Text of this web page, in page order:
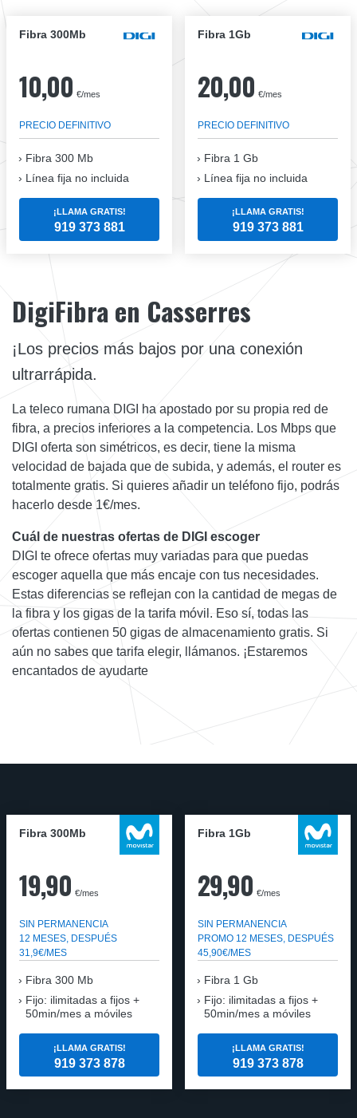
Fibra 300Mb
10,00 €/mes
PRECIO DEFINITIVO
Fibra 300 Mb
Línea fija no incluida
¡LLAMA GRATIS!
919 373 881
Fibra 1Gb
20,00 €/mes
PRECIO DEFINITIVO
Fibra 1 Gb
Línea fija no incluida
¡LLAMA GRATIS!
919 373 881
DigiFibra en Casserres
¡Los precios más bajos por una conexión
ultrarrápida.
La teleco rumana DIGI ha apostado por su propia red de
fibra, a precios inferiores a la competencia. Los Mbps que
DIGI oferta son simétricos, es decir, tiene la misma
velocidad de bajada que de subida, y además, el router es
totalmente gratis. Si quieres añadir un teléfono fijo, podrás
hacerlo desde 1€/mes.
Cuál de nuestras ofertas de DIGI escoger
DIGI te ofrece ofertas muy variadas para que puedas
escoger aquella que más encaje con tus necesidades.
Estas diferencias se reflejan con la cantidad de megas de
la fibra y los gigas de la tarifa móvil. Eso sí, todas las
ofertas contienen 50 gigas de almacenamiento gratis. Si
aún no sabes que tarifa elegir, llámanos. ¡Estaremos
encantados de ayudarte
Fibra 300Mb
19,90 €/mes
SIN PERMANENCIA
12 MESES, DESPUÉS
31,9€/MES
Fibra 300 Mb
Fijo: ilimitadas a fijos +
50min/mes a móviles
¡LLAMA GRATIS!
919 373 878
Fibra 1Gb
29,90 €/mes
SIN PERMANENCIA
PROMO 12 MESES, DESPUÉS
45,90€/MES
Fibra 1 Gb
Fijo: ilimitadas a fijos +
50min/mes a móviles
¡LLAMA GRATIS!
919 373 878